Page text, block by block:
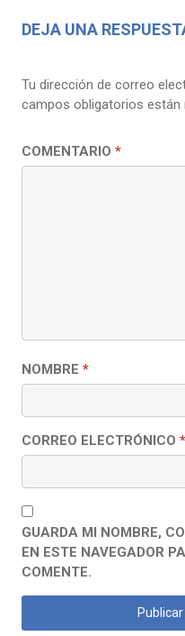
DEJA UNA
Tu dirección de correo
campos obligatorios están
COMENTARIO *
NOMBRE *
CORREO ELECTRÓNICO *
GUARDA MI NOMBRE,
EN ESTE NAVEGADOR
COMENTE.